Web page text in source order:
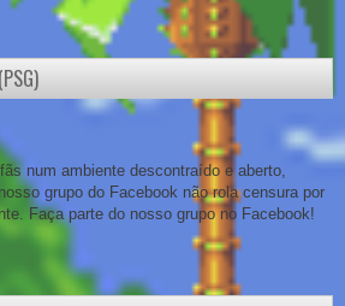
num ambiente descontraído e aberto,
grupo do Facebook não rola censura por
Faça parte do nosso grupo no Facebook!